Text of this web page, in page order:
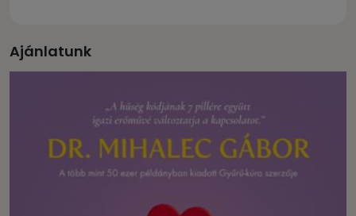
Ajánlatunk